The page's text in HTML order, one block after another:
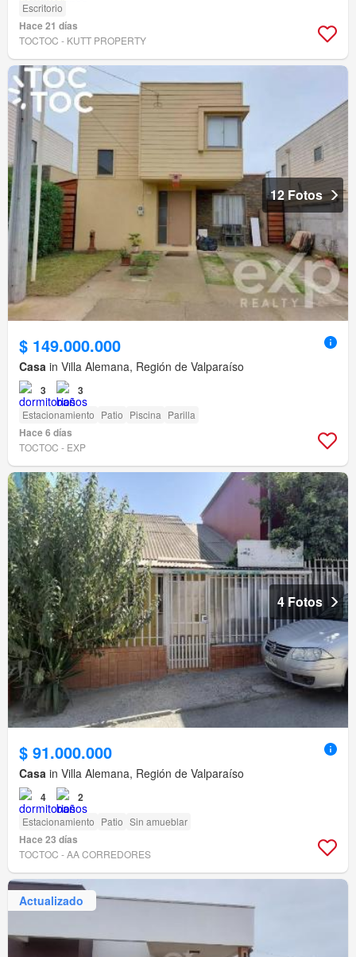
Escritorio
Hace 21 días
TOCTOC - KUTT PROPERTY
12 Fotos
$ 149.000.000
Casa in Villa Alemana, Región de Valparaíso
3 3
Estacionamiento Patio Piscina Parilla
Hace 6 días
TOCTOC - EXP
4 Fotos
$ 91.000.000
Casa in Villa Alemana, Región de Valparaíso
4 2
Estacionamiento Patio Sin amueblar
Hace 23 días
TOCTOC - AA CORREDORES
Actualizado